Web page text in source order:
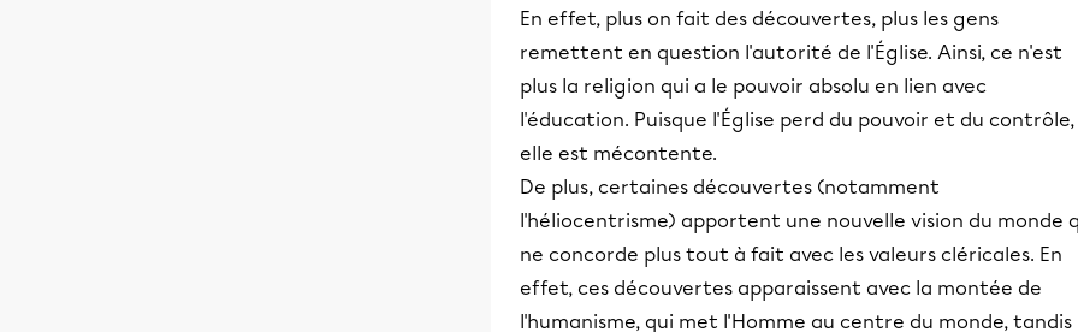
En effet, plus on fait des découvertes, plus les gens
remettent en question l'autorité de l'Église. Ainsi, ce n'est
plus la religion qui a le pouvoir absolu en lien avec
l'éducation. Puisque l'Église perd du pouvoir et du contrôle,
elle est mécontente.
De plus, certaines découvertes (notamment
l'héliocentrisme) apportent une nouvelle vision du monde
ne concorde plus tout à fait avec les valeurs cléricales. En
effet, ces découvertes apparaissent avec la montée de
l'humanisme, qui met l'Homme au centre du monde, tandis